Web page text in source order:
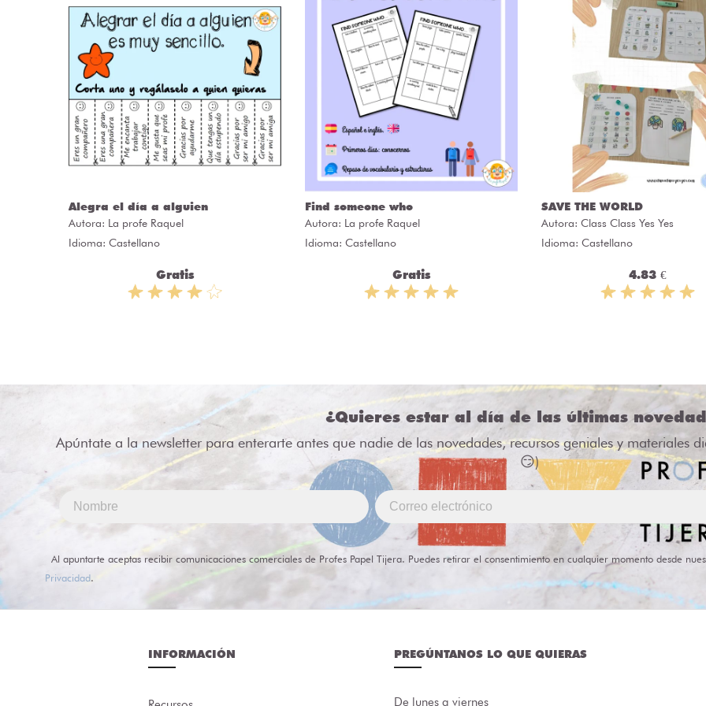
Alegra el día a alguien
Autora: La profe Raquel
Idioma: Castellano
Gratis
Find someone who
Autora: La profe Raquel
Idioma: Castellano
Gratis
SAVE THE WORLD
Autora: Class Class Yes Yes
Idioma: Castellano
4.83 €
¿Quieres estar al día de las últimas
Apúntate a la newsletter para enterarte antes que nadie de las novedades, recursos geniales y materiales
😏)
Al apuntarte aceptas recibir comunicaciones comerciales de Profes Papel Tijera. Puedes retirar el consentimiento en cualquier momento desde
Privacidad.
INFORMACIÓN PREGÚNTANOS LO QUE QUIERAS
De lunes a viernes